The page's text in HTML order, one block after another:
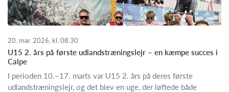
20. mar. 2026, kl. 08.30
U15 2. års på første udlandstræningslejr – en kæmpe succes i
Calpe
I perioden 10.–17. marts var U15 2. års på deres første
udlandstræningslejr, og det blev en uge, der løftede både